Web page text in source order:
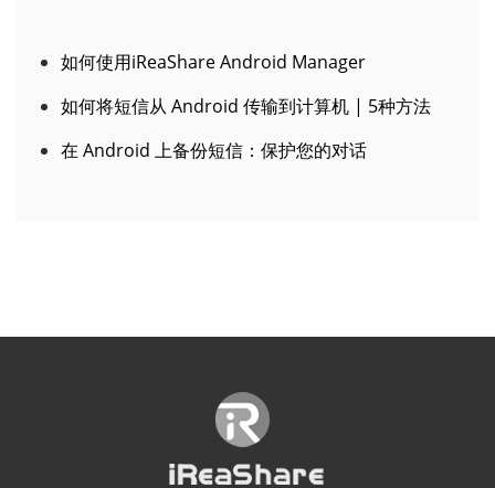
如何使用iReaShare Android Manager
如何将短信从 Android 传输到计算机 | 5种方法
在 Android 上备份短信：保护您的对话